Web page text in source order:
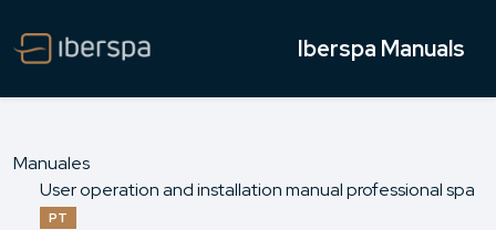
Iberspa Manuals
Manuales
User operation and installation manual professional spa
PT